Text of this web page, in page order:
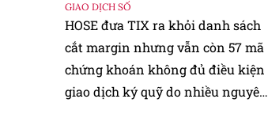
GIAO DỊCH SỐ
HOSE đưa TIX ra khỏi danh sách
cắt margin nhưng vẫn còn 57 mã
chứng khoán không đủ điều kiện
giao dịch ký quỹ do nhiều nguyên